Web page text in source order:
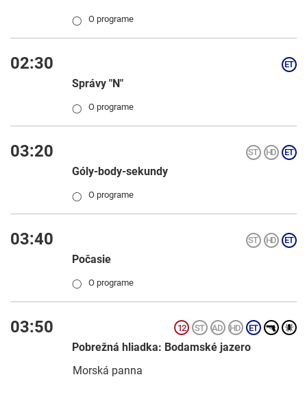
◯ O programe
02:30
Správy "N"
◯ O programe
03:20
Góly-body-sekundy
◯ O programe
03:40
Počasie
◯ O programe
03:50
Pobrežná hliadka: Bodamské jazero
Morská panna